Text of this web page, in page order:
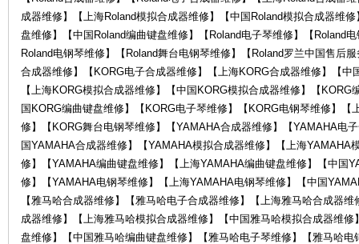
成器维修】【上海Roland模拟合成器维修】【中国Roland模拟合成器维
盘维修】【中国Roland编曲键盘维修】【Roland电子琴维修】【Roland
Roland电钢琴维修】【Roland舞台电钢琴维修】【Roland罗兰中国售后
合成器维修】【KORG电子合成器维修】【上海KORG合成器维修】【
【上海KORG模拟合成器维修】【中国KORG模拟合成器维修】【
国KORG编曲键盘维修】【KORG电子琴维修】【KORG电钢琴维修】
修】【KORG舞台电钢琴维修】【YAMAHA合成器维修】【YAMAHA电
国YAMAHA合成器维修】【YAMAHA模拟合成器维修】【上海YAMAHA
修】【YAMAHA编曲键盘维修】【上海YAMAHA编曲键盘维修】【中国
修】【YAMAHA电钢琴维修】【上海YAMAHA电钢琴维修】【中国
【雅马哈合成器维修】【雅马哈电子合成器维修】【上海雅马哈合成器
成器维修】【上海雅马哈模拟合成器维修】【中国雅马哈模拟合成器维
盘维修】【中国雅马哈编曲键盘维修】【雅马哈电子琴维修】【雅马哈